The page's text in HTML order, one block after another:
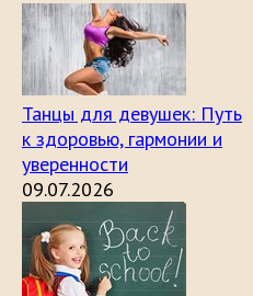
Танцы для девушек: Путь
к здоровью, гармонии и
уверенности
09.07.2026